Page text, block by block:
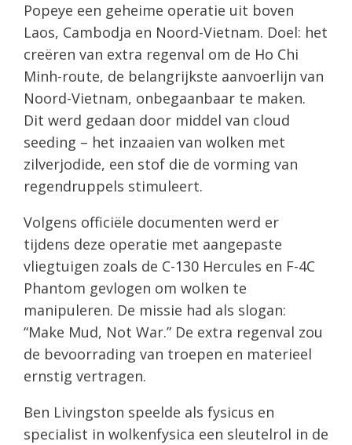
Popeye een geheime operatie uit boven
Laos, Cambodja en Noord-Vietnam. Doel: het
creëren van extra regenval om de Ho Chi
Minh-route, de belangrijkste aanvoerlijn van
Noord-Vietnam, onbegaanbaar te maken.
Dit werd gedaan door middel van cloud
seeding – het inzaaien van wolken met
zilverjodide, een stof die de vorming van
regendruppels stimuleert.
Volgens officiële documenten werd er
tijdens deze operatie met aangepaste
vliegtuigen zoals de C-130 Hercules en F-4C
Phantom gevlogen om wolken te
manipuleren. De missie had als slogan:
“Make Mud, Not War.” De extra regenval zou
de bevoorrading van troepen en materieel
ernstig vertragen.
Ben Livingston speelde als fysicus en
specialist in wolkenfysica een sleutelrol in de